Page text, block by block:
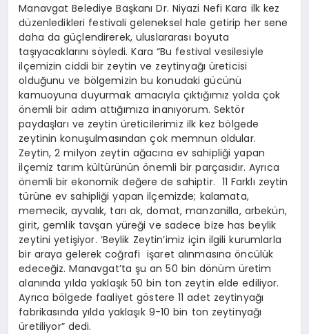
Manavgat Belediye Başkanı Dr. Niyazi Nefi Kara ilk kez
düzenledikleri festivali geleneksel hale getirip her sene
daha da güçlendirerek, uluslararası boyuta
taşıyacaklarını söyledi. Kara “Bu festival vesilesiyle
ilçemizin ciddi bir zeytin ve zeytinyağı üreticisi
olduğunu ve bölgemizin bu konudaki gücünü
kamuoyuna duyurmak amacıyla çıktığımız yolda çok
önemli bir adım attığımıza inanıyorum. Sektör
paydaşları ve zeytin üreticilerimiz ilk kez bölgede
zeytinin konuşulmasından çok memnun oldular.
Zeytin, 2 milyon zeytin ağacına ev sahipliği yapan
ilçemiz tarım kültürünün önemli bir parçasıdır. Ayrıca
önemli bir ekonomik değere de sahiptir. 11 Farklı zeytin
türüne ev sahipliği yapan ilçemizde; kalamata,
memecik, ayvalık, tarı ak, domat, manzanilla, arbekün,
girit, gemlik tavşan yüreği ve sadece bize has beylik
zeytini yetişiyor. ‘Beylik Zeytin’imiz için ilgili kurumlarla
bir araya gelerek coğrafi işaret alınmasına öncülük
edeceğiz. Manavgat’ta şu an 50 bin dönüm üretim
alanında yılda yaklaşık 50 bin ton zeytin elde ediliyor.
Ayrıca bölgede faaliyet göstere 11 adet zeytinyağı
fabrikasında yılda yaklaşık 9-10 bin ton zeytinyağı
üretiliyor” dedi.